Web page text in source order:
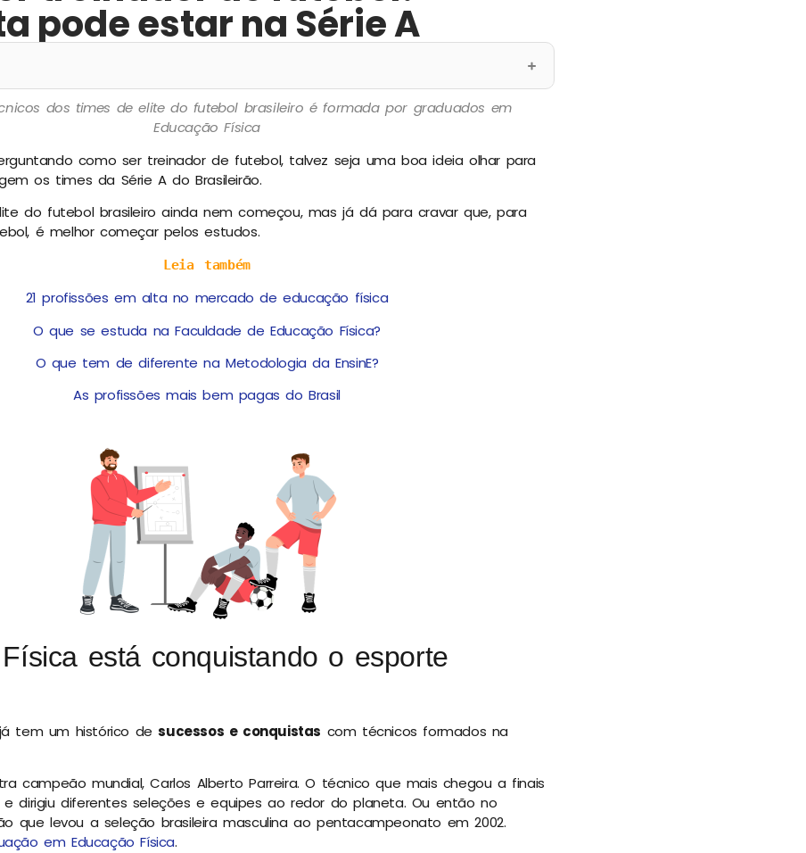
pode estar na Série A
dos times de elite do futebol brasileiro é formada por graduados em
Educação Física
como ser treinador de futebol, talvez seja uma boa ideia olhar para
os times da Série A do Brasileirão.
do futebol brasileiro ainda nem começou, mas já dá para cravar que, para
é melhor começar pelos estudos.
Leia também
21 profissões em alta no mercado de educação física
O que se estuda na Faculdade de Educação Física?
O que tem de diferente na Metodologia da EnsinE?
As profissões mais bem pagas do Brasil
está conquistando o esporte
tem um histórico desucessos e conquistas com técnicos formados na
campeão mundial, Carlos Alberto Parreira. O técnico que mais chegou a finais
dirigiu diferentes seleções e equipes ao redor do planeta. Ou então no
que levou a seleção brasileira masculina ao pentacampeonato em 2002.
em Educação Física.